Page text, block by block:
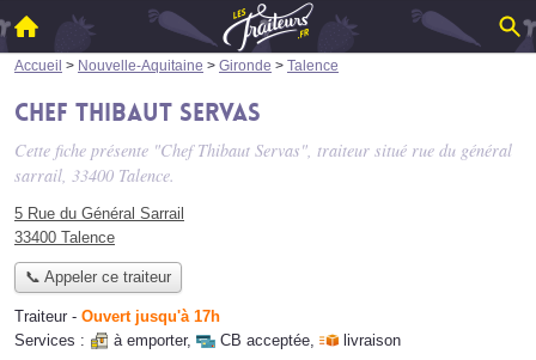
Accueil > Nouvelle-Aquitaine > Gironde > Talence
Chef Thibaut Servas
Cette fiche présente "Chef Thibaut Servas", traiteur situé rue du général
sarrail, 33400 Talence.
5 Rue du Général Sarrail
33400 Talence
📞 Appeler ce traiteur
Traiteur - Ouvert jusqu'à 17h
Services :
à emporter, CB acceptée, livraison